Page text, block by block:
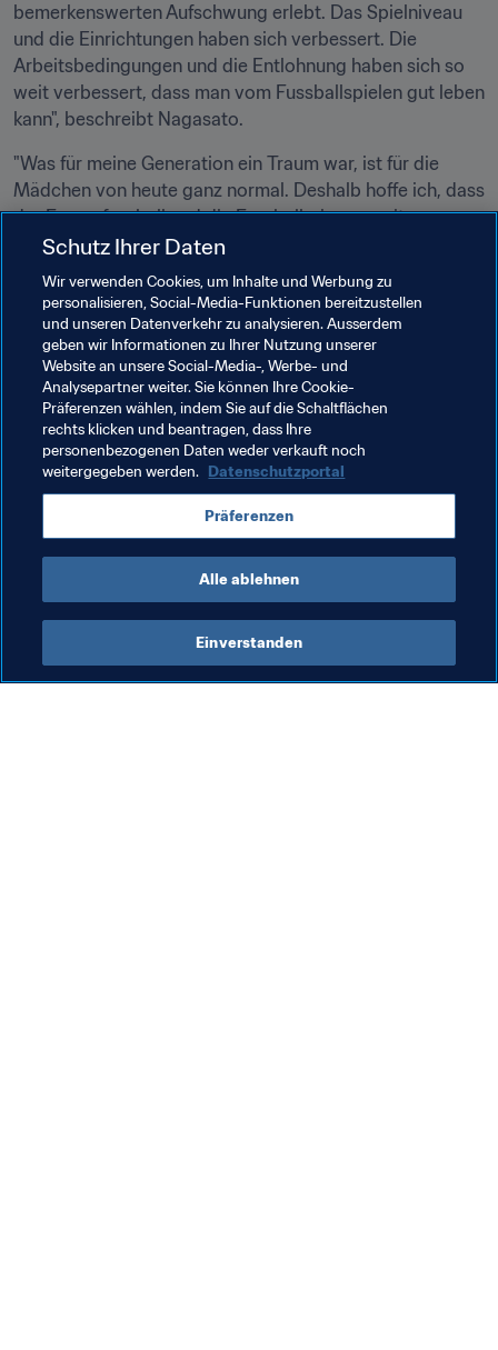
bemerkenswerten Aufschwung erlebt. Das Spielniveau
und die Einrichtungen haben sich verbessert. Die
Arbeitsbedingungen und die Entlohnung haben sich so
weit verbessert, dass man vom Fussballspielen gut leben
kann", beschreibt Nagasato.
"Was für meine Generation ein Traum war, ist für die
Mädchen von heute ganz normal. Deshalb hoffe ich, dass
der Frauenfussball und die Fussballerinnen weiter an
Einfluss gewinnen und mehr für die Gesellschaft tun
können."
Verwandte Themen
Football Unites the World
FIFA Frauen-Weltmeisterschaft Australien &
Neuseeland 2023™
Japan AFC
Schutz Ihrer Daten
Wir verwenden Cookies, um Inhalte und Werbung zu
personalisieren, Social-Media-Funktionen bereitzustellen
und unseren Datenverkehr zu analysieren. Ausserdem
geben wir Informationen zu Ihrer Nutzung unserer
Website an unsere Social-Media-, Werbe- und
Analysepartner weiter. Sie können Ihre Cookie-
Präferenzen wählen, indem Sie auf die Schaltflächen
rechts klicken und beantragen, dass Ihre
personenbezogenen Daten weder verkauft noch
weitergegeben werden. Datenschutzportal
Präferenzen
Alle ablehnen
Einverstanden